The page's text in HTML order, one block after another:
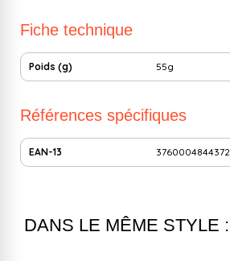
Fiche technique
Poids (g) 55g
Références spécifiques
EAN-13 3760004844372
DANS LE MÊME STYLE :